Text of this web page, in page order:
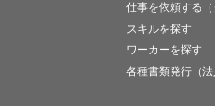
仕事を依頼する（
スキルを探す
ワーカーを探す
各種書類発行（法